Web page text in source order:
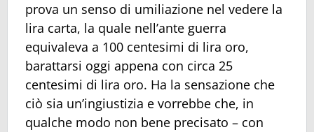
prova un senso di umiliazione nel vedere la
lira carta, la quale nell’ante guerra
equivaleva a 100 centesimi di lira oro,
barattarsi oggi appena con circa 25
centesimi di lira oro. Ha la sensazione che
ciò sia un’ingiustizia e vorrebbe che, in
qualche modo non bene precisato – con